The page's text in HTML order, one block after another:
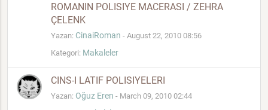
ROMANIN POLISIYE MACERASI / ZEHRA
ÇELENK
Yazan: CinaiRoman - August 22, 2010 08:56
Kategori: Makaleler
CINS-I LATIF POLISIYELERI
Yazan: Oğuz Eren - March 09, 2010 02:44